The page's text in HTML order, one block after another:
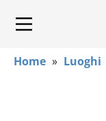
Home » Luoghi